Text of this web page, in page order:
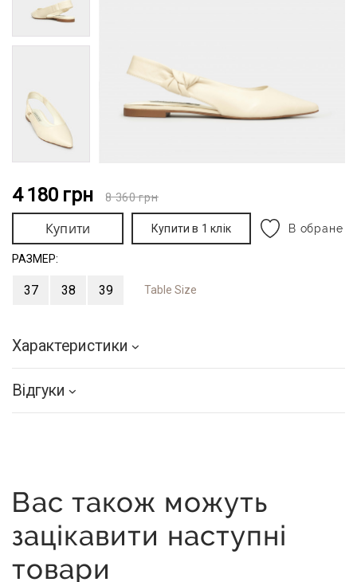
4 180 грн 8 360грн
Купити Купити в 1 клік В обране
РАЗМЕР:
37 38 39 Table Size
Характеристики
Відгуки
Вас також можуть
зацікавити наступні
товари